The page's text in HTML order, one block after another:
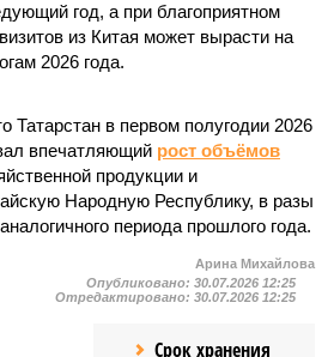
год, а при благоприятном
из Китая может вырасти на
2026 года.
Татарстан в первом полугодии 2026
впечатляющий рост объёмов
продукции и
Народную Республику, в разы
периода прошлого года.
Арина Михайлова
Опубликовано: 30.07.2026 12:25
Отредактировано: 30.07.2026 12:25
Срок хранения